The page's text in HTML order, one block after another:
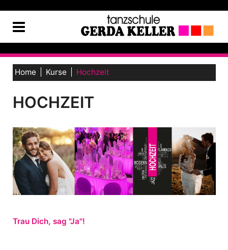
Home Kurse Hochzeit
HOCHZEIT
Trau Dich, sag "Ja"!